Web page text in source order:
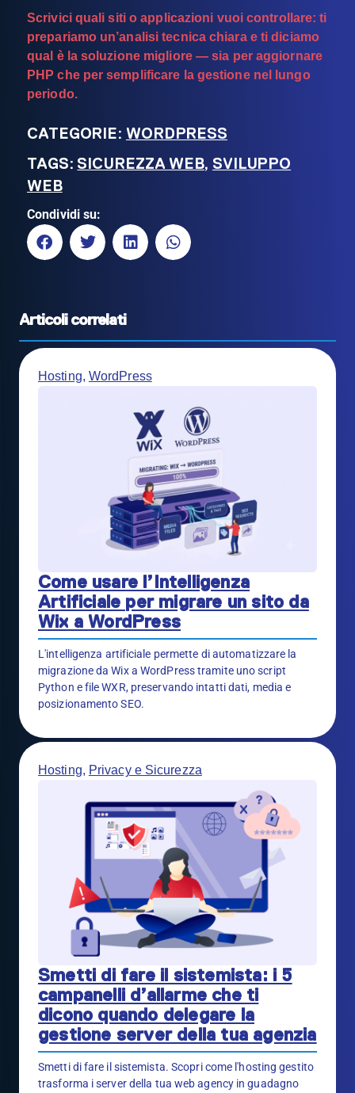
Scrivici quali siti o applicazioni vuoi controllare: ti
prepariamo un’analisi tecnica chiara e ti diciamo
qual è la soluzione migliore — sia per aggiornare
PHP che per semplificare la gestione nel lungo
periodo.
CATEGORIE: WORDPRESS
TAGS: SICUREZZA WEB, SVILUPPO
WEB
Condividi su:
Articoli correlati
Hosting, WordPress
Come usare l’Intelligenza
Artificiale per migrare un sito da
Wix a WordPress
L'intelligenza artificiale permette di automatizzare la
migrazione da Wix a WordPress tramite uno script
Python e file WXR, preservando intatti dati, media e
posizionamento SEO.
Hosting, Privacy e Sicurezza
Smetti di fare il sistemista: i 5
campanelli d’allarme che ti
dicono quando delegare la
gestione server della tua agenzia
Smetti di fare il sistemista. Scopri come l'hosting gestito
trasforma i server della tua web agency in guadagno